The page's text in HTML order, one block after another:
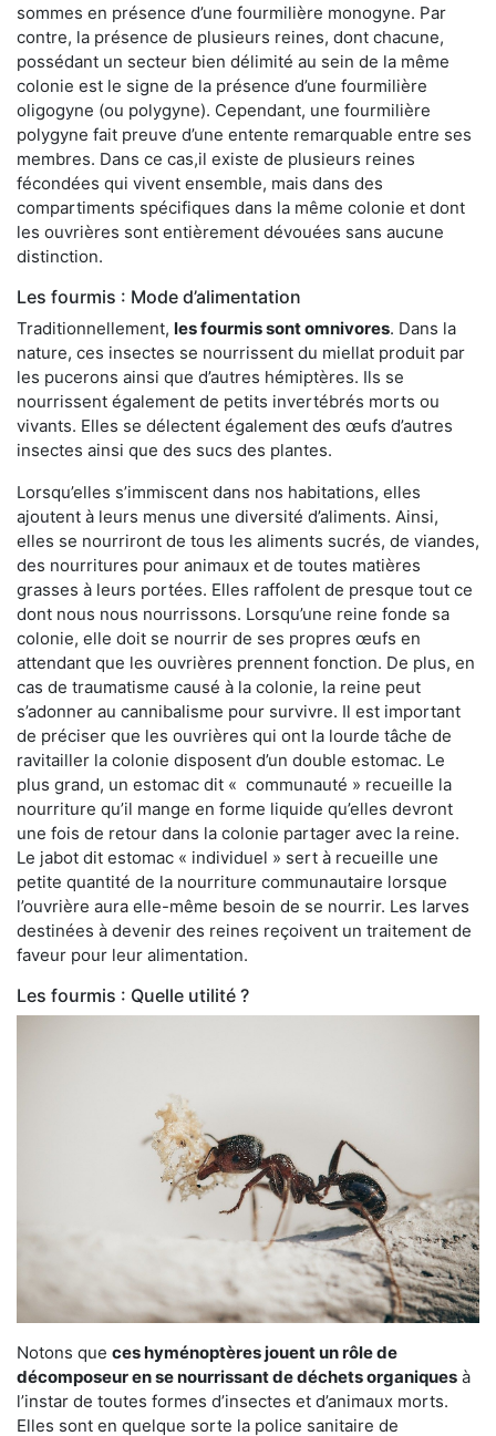
sommes en présence d’une fourmilière monogyne. Par
contre, la présence de plusieurs reines, dont chacune,
possédant un secteur bien délimité au sein de la même
colonie est le signe de la présence d’une fourmilière
oligogyne (ou polygyne). Cependant, une fourmilière
polygyne fait preuve d’une entente remarquable entre ses
membres. Dans ce cas,il existe de plusieurs reines
fécondées qui vivent ensemble, mais dans des
compartiments spécifiques dans la même colonie et dont
les ouvrières sont entièrement dévouées sans aucune
distinction.
Les fourmis : Mode d’alimentation
Traditionnellement, les fourmis sont omnivores. Dans la
nature, ces insectes se nourrissent du miellat produit par
les pucerons ainsi que d’autres hémiptères. Ils se
nourrissent également de petits invertébrés morts ou
vivants. Elles se délectent également des œufs d’autres
insectes ainsi que des sucs des plantes.
Lorsqu’elles s’immiscent dans nos habitations, elles
ajoutent à leurs menus une diversité d’aliments. Ainsi,
elles se nourriront de tous les aliments sucrés, de viandes,
des nourritures pour animaux et de toutes matières
grasses à leurs portées. Elles raffolent de presque tout ce
dont nous nous nourrissons. Lorsqu’une reine fonde sa
colonie, elle doit se nourrir de ses propres œufs en
attendant que les ouvrières prennent fonction. De plus, en
cas de traumatisme causé à la colonie, la reine peut
s’adonner au cannibalisme pour survivre. Il est important
de préciser que les ouvrières qui ont la lourde tâche de
ravitailler la colonie disposent d’un double estomac. Le
plus grand, un estomac dit « communauté » recueille la
nourriture qu’il mange en forme liquide qu’elles devront
une fois de retour dans la colonie partager avec la reine.
Le jabot dit estomac « individuel » sert à recueille une
petite quantité de la nourriture communautaire lorsque
l’ouvrière aura elle-même besoin de se nourrir. Les larves
destinées à devenir des reines reçoivent un traitement de
faveur pour leur alimentation.
Les fourmis : Quelle utilité ?
Notons que ces hyménoptères jouent un rôle de
décomposeur en se nourrissant de déchets organiques à
l’instar de toutes formes d’insectes et d’animaux morts.
Elles sont en quelque sorte la police sanitaire de